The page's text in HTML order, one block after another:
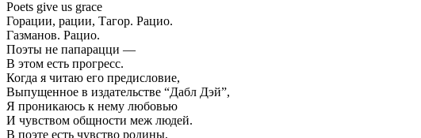
Poets give us grace
Горации, рации, Тагор. Рацио.
Газманов. Рацио.
Поэты не папарацци —
В этом есть прогресс.
Когда я читаю его предисловие,
Выпущенное в издательстве “Дабл Дэй”,
Я проникаюсь к нему любовью
И чувством общности меж людей.
В поэте есть чувство родины,